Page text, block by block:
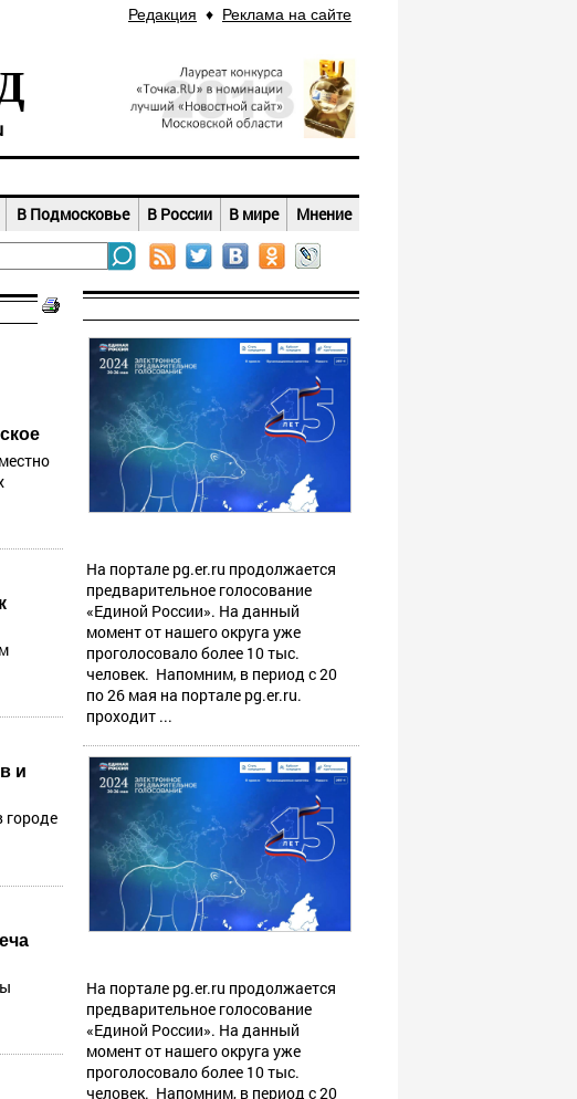
Редакция ♦ Реклама на сайте
В Подмосковье В России В мире Мнение
и
городе
На портале pg.er.ru продолжается
предварительное голосование
«Единой России». На данный
момент от нашего округа уже
проголосовало более 10 тыс.
человек. Напомним, в период с 20
по 26 мая на портале pg.er.ru.
проходит ...
На портале pg.er.ru продолжается
предварительное голосование
«Единой России». На данный
момент от нашего округа уже
проголосовало более 10 тыс.
человек. Напомним, в период с 20